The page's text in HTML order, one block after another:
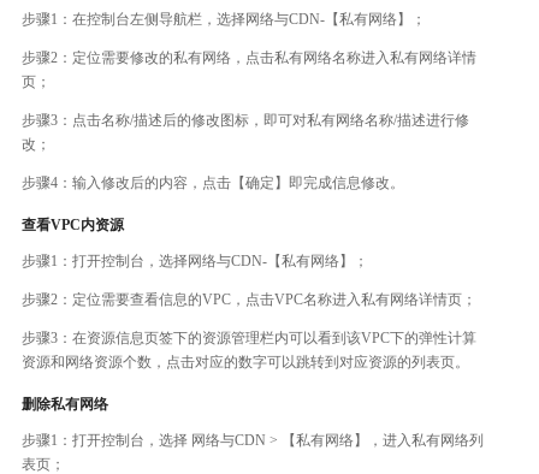
步骤1：在控制台左侧导航栏，选择网络与CDN-【私有网络】；
步骤2：定位需要修改的私有网络，点击私有网络名称进入私有网络详情
页；
步骤3：点击名称/描述后的修改图标，即可对私有网络名称/描述进行修
改；
步骤4：输入修改后的内容，点击【确定】即完成信息修改。
查看VPC内资源
步骤1：打开控制台，选择网络与CDN-【私有网络】；
步骤2：定位需要查看信息的VPC，点击VPC名称进入私有网络详情页；
步骤3：在资源信息页签下的资源管理栏内可以看到该VPC下的弹性计算
资源和网络资源个数，点击对应的数字可以跳转到对应资源的列表页。
删除私有网络
步骤1：打开控制台，选择 网络与CDN > 【私有网络】，进入私有网络列
表页；